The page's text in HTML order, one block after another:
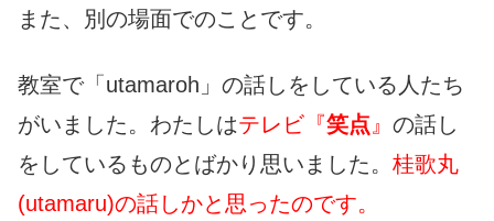
また、別の場面でのことです。
教室で「utamaroh」の話しをしている人たち
がいました。わたしはテレビ『笑点 』 の話し
をしているものとばかり思いました。 桂歌丸
(utamaru)の話しかと思ったのです。